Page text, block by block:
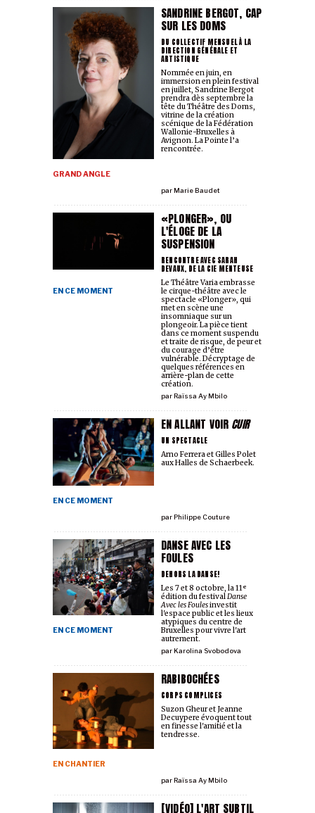
SANDRINE BERGOT, CAP
SUR LES DOMS
DU COLLECTIF MENSUEL À LA
DIRECTION GÉNÉRALE ET
ARTISTIQUE
GRAND ANGLE
parMarie Baudet
Nommée en juin, en
immersion en plein festival
en juillet, Sandrine Bergot
prendra dès septembre la
tête du Théâtre des Doms,
vitrine de la création
scénique de la Fédération
Wallonie-Bruxelles à
Avignon. La Pointe l’a
rencontrée.
«PLONGER», OU
L'ÉLOGE DE LA
SUSPENSION
RENCONTRE AVEC SARAH
DEVAUX, DE LA CIE MENTEUSE
EN CE MOMENT
parRaïssa Ay Mbilo
Le Théâtre Varia embrasse
le cirque-théâtre avec le
spectacle «Plonger», qui
met en scène une
insomniaque sur un
plongeoir. La pièce tient
dans ce moment suspendu
et traite de risque, de peur et
du courage d’être
vulnérable. Décryptage de
quelques références en
arrière-plan de cette
création.
EN ALLANT VOIR CUIR
UN SPECTACLE
EN CE MOMENT
parPhilippe Couture
Arno Ferrera et Gilles Polet
aux Halles de Schaerbeek.
DANSE AVEC LES
FOULES
DEHORS LA DANSE!
EN CE MOMENT
parKarolina Svobodova
Les 7 et 8 octobre, la 11ᵉ
édition du festivalDanse
Avec les Foulesinvestit
l'espace public et les lieux
atypiques du centre de
Bruxelles pour vivre l'art
autrement.
RABIBOCHÉES
CORPS COMPLICES
EN CHANTIER
parRaïssa Ay Mbilo
Suzon Gheur et Jeanne
Decuypere évoquent tout
en finesse l'amitié et la
tendresse.
[VIDÉO] L'ART SUBTIL